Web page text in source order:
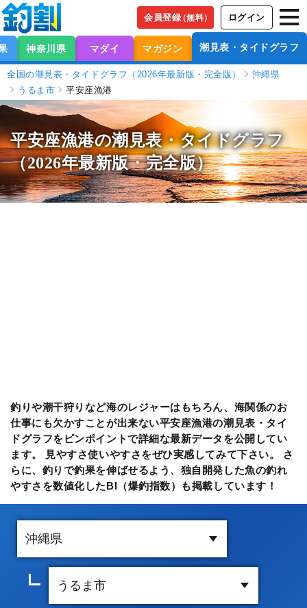
会員登録（無料） ログイン
神奈川県 マダイ マガジン 潮見表・タイドグラフ
全国の潮見表・タイドグラフ（2026年最新版・完全版）
沖縄県
うるま市
平安座漁港
平安座漁港の潮見表・タイドグラフ
（2026年最新版・完全版）
釣りや潮干狩りなど海のレジャーはもちろん、海関係のお
仕事にも欠かすことが出来ない平安座漁港の潮見表・タイ
ドグラフをピンポイントで詳細な最新データを公開してい
ます。 見やすさ使いやすさをぜひ実感してみて下さい。 さ
らに、釣りで釣果を伸ばせるよう、独自開発した魚の釣れ
やすさを数値化したBI（爆釣指数）も掲載しています！